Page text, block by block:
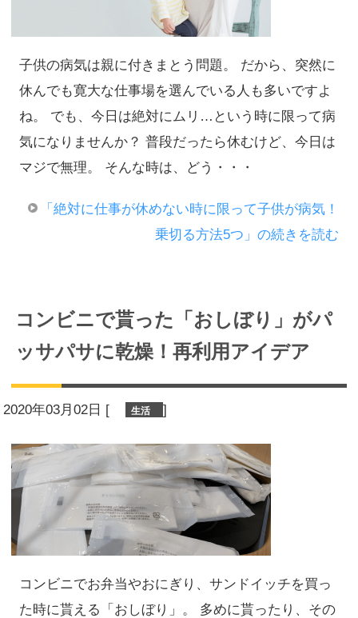
子供の病気は親に付きまとう問題。 だから、突然に
休んでも寛大な仕事場を選んでいる人も多いですよ
ね。 でも、今日は絶対にムリ…という時に限って病
気になりませんか？ 普段だったら休むけど、今日は
マジで無理。 そんな時は、どう・・・
「絶対に仕事が休めない時に限って子供が病気！
乗切る方法5つ」の続きを読む
コンビニで貰った「おしぼり」がパ
ッサパサに乾燥！再利用アイデア
2020年03月02日 [ 生活 ]
コンビニでお弁当やおにぎり、サンドイッチを買っ
た時に貰える「おしぼり」。 多めに貰ったり、その